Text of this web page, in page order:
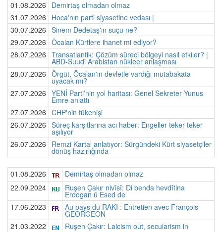
01.08.2026
Demirtaş olmadan olmaz
31.07.2026
Hoca'nın parti siyasetine vedası |
30.07.2026 Sinem Dedetaş'ın suçu ne?
29.07.2026 Öcalan Kürtlere ihanet mi ediyor?
28.07.2026 Transatlantik: Çözüm süreci bölgeyi nasıl etkiler? |
ABD-Suudi Arabistan nükleer anlaşması
28.07.2026 Örgüt, Öcalan'ın devletle vardığı mutabakata
uyacak mı?
27.07.2026 YENİ Parti’nin yol haritası: Genel Sekreter Yunus
Emre anlattı
27.07.2026 CHP'nin tükenişi
26.07.2026 Süreç karşıtlarına acı haber: Engeller teker teker
aşılıyor
26.07.2026
Remzi Kartal anlatıyor: Sürgündeki Kürt siyasetçiler
dönüş hazırlığında
01.08.2026
Demirtaş olmadan olmaz
22.09.2024
Ruşen Çakır nivîsî: Di benda hevdîtina
Erdogan û Esed de
17.06.2023
Au pays du RAKI : Entretien avec François
GEORGEON
21.03.2022
Ruşen Çakır: Laicism out, secularism in